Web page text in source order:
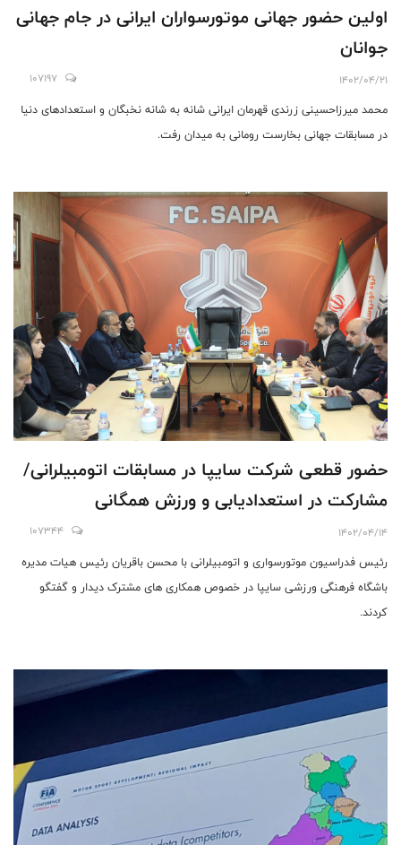
اولین حضور جهانی موتورسواران ایرانی در جام جهانی
جوانان
1402/04/21
107197
محمد میرزاحسینی زرندی قهرمان ایرانی شانه به شانه نخبگان و استعدادهای دنیا
در مسابقات جهانی بخارست رومانی به میدان رفت.
حضور قطعی شرکت سایپا در مسابقات اتومبیلرانی/
مشارکت در استعدادیابی و ورزش همگانی
1402/04/14
107344
رئیس فدراسیون موتورسواری و اتومبیلرانی با محسن باقریان رئیس هیات مدیره
باشگاه فرهنگی ورزشی سایپا در خصوص همکاری های مشترک دیدار و گفتگو
کردند.